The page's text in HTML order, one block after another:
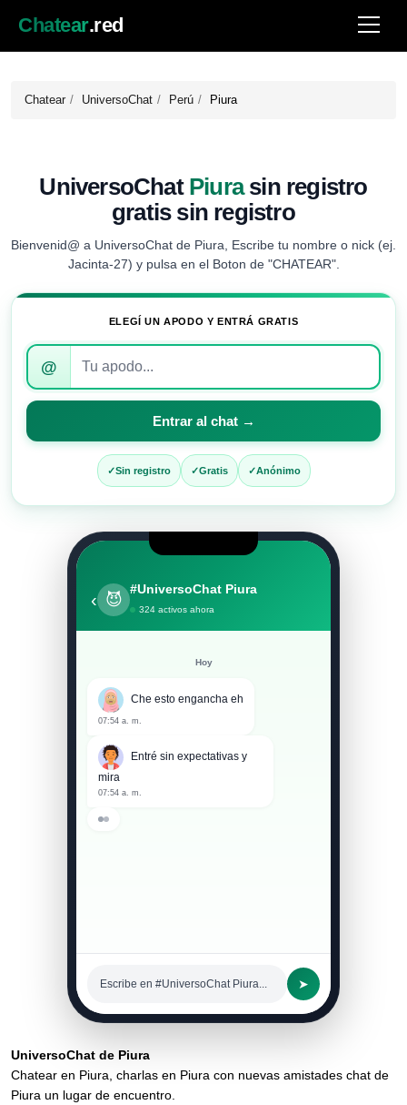
Chatear.red
Chatear UniversoChat Perú Piura
UniversoChat Piurasin registro
gratis sin registro
Bienvenid@ a UniversoChat de Piura, Escribe tu nombre o nick (ej.
Jacinta-27) y pulsa en el Boton de "CHATEAR".
ELEGÍ UN APODO Y ENTRÁ GRATIS
Introduce
apodo
para
entrar
@
Entrar al chat →
Sin registro Gratis Anónimo
‹ 😈
#UniversoChat Piura
324 activos ahora
Hoy
Che esto engancha eh
07:54 a. m.
Entré sin expectativas y
mira
07:54 a. m.
Escribe en #UniversoChat Piura... ➤
UniversoChat de Piura
Chatear en Piura, charlas en Piura con nuevas amistades chat de
Piura un lugar de encuentro.